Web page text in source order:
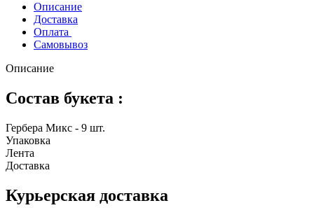
Описание
Доставка
Оплата
Самовывоз
Описание
Состав букета :
Гербера Микс - 9 шт.
Упаковка
Лента
Доставка
Курьерская доставка